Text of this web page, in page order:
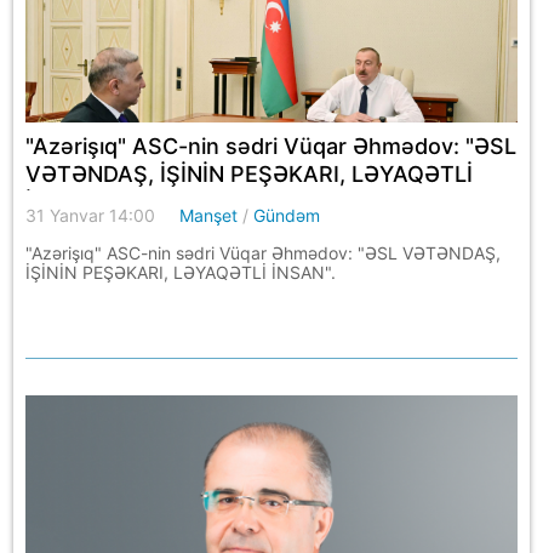
"Azərişıq" ASC-nin sədri Vüqar Əhmədov: "ƏSL
VƏTƏNDAŞ, İŞİNİN PEŞƏKARI, LƏYAQƏTLİ
31 Yanvar 14:00 Manşet /Gündəm
"Azərişıq" ASC-nin sədri Vüqar Əhmədov: "ƏSL VƏTƏNDAŞ,
İŞİNİN PEŞƏKARI, LƏYAQƏTLİ İNSAN".